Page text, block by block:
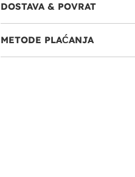
DOSTAVA & POVRAT
METODE PLAĆANJA